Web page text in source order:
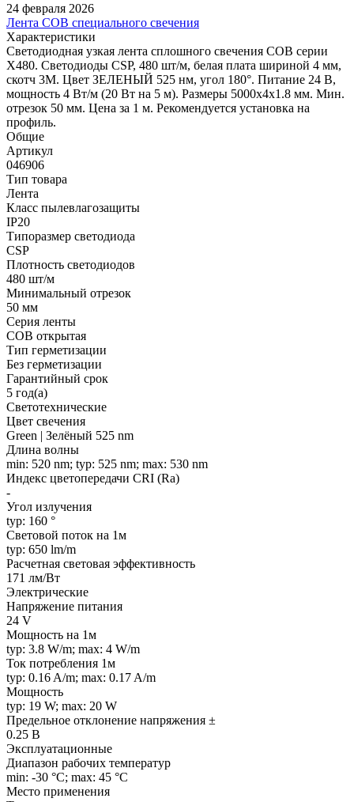
24 февраля 2026
Лента COB специального свечения
Характеристики
Светодиодная узкая лента сплошного свечения COB серии
X480. Светодиоды CSP, 480 шт/м, белая плата шириной 4 мм,
скотч 3M. Цвет ЗЕЛЕНЫЙ 525 нм, угол 180°. Питание 24 В,
мощность 4 Вт/м (20 Вт на 5 м). Размеры 5000х4х1.8 мм. Мин.
отрезок 50 мм. Цена за 1 м. Рекомендуется установка на
профиль.
Общие
Артикул
046906
Тип товара
Лента
Класс пылевлагозащиты
IP20
Типоразмер светодиода
CSP
Плотность светодиодов
480 шт/м
Минимальный отрезок
50 мм
Серия ленты
COB открытая
Тип герметизации
Без герметизации
Гарантийный срок
5 год(а)
Светотехнические
Цвет свечения
Green | Зелёный 525 nm
Длина волны
min: 520 nm; typ: 525 nm; max: 530 nm
Индекс цветопередачи CRI (Ra)
-
Угол излучения
typ: 160 °
Световой поток на 1м
typ: 650 lm/m
Расчетная световая эффективность
171 лм/Вт
Электрические
Напряжение питания
24 V
Мощность на 1м
typ: 3.8 W/m; max: 4 W/m
Ток потребления 1м
typ: 0.16 A/m; max: 0.17 A/m
Мощность
typ: 19 W; max: 20 W
Предельное отклонение напряжения ±
0.25 В
Эксплуатационные
Диапазон рабочих температур
min: -30 °C; max: 45 °C
Место применения